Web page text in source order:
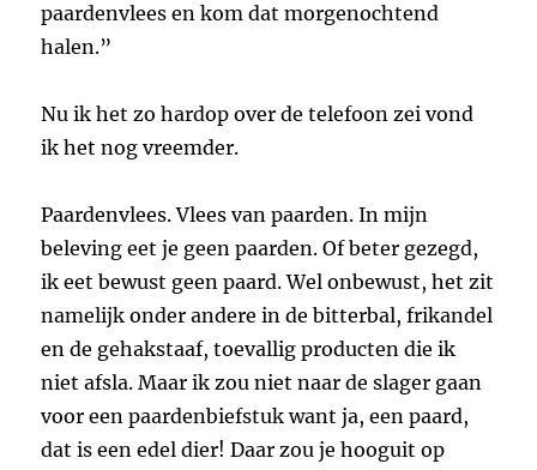
paardenvlees en kom dat morgenochtend
halen.”
Nu ik het zo hardop over de telefoon zei vond
ik het nog vreemder.
Paardenvlees. Vlees van paarden. In mijn
beleving eet je geen paarden. Of beter gezegd,
ik eet bewust geen paard. Wel onbewust, het zit
namelijk onder andere in de bitterbal, frikandel
en de gehakstaaf, toevallig producten die ik
niet afsla. Maar ik zou niet naar de slager gaan
voor een paardenbiefstuk want ja, een paard,
dat is een edel dier! Daar zou je hooguit op